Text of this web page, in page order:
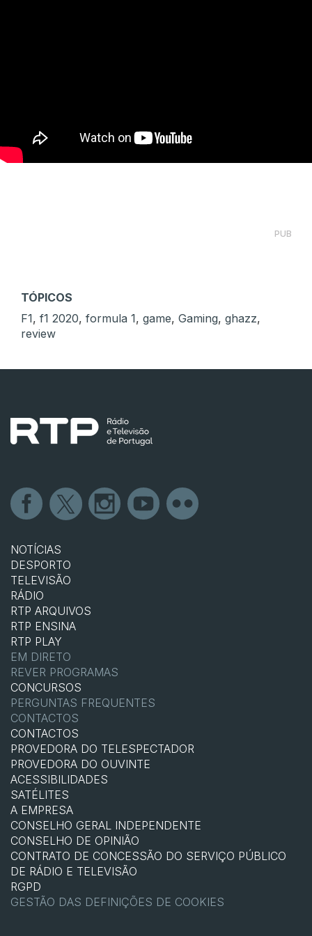
PUB
TÓPICOS
F1, f1 2020, formula 1, game, Gaming, ghazz,
review
NOTÍCIAS
DESPORTO
TELEVISÃO
RÁDIO
RTP ARQUIVOS
RTP ENSINA
RTP PLAY
EM DIRETO
REVER PROGRAMAS
CONCURSOS
PERGUNTAS FREQUENTES
CONTACTOS
CONTACTOS
PROVEDORA DO TELESPECTADOR
PROVEDORA DO OUVINTE
ACESSIBILIDADES
SATÉLITES
A EMPRESA
CONSELHO GERAL INDEPENDENTE
CONSELHO DE OPINIÃO
CONTRATO DE CONCESSÃO DO SERVIÇO PÚBLICO
DE RÁDIO E TELEVISÃO
RGPD
GESTÃO DAS DEFINIÇÕES DE COOKIES